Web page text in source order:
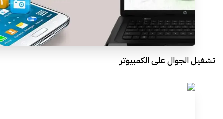
تشغيل الجوال على الكمبيوتر